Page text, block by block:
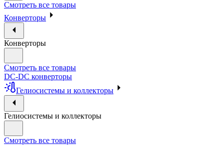
Смотреть все товары
Конверторы
Конверторы
Смотреть все товары
DC-DC конверторы
Гелиосистемы и коллекторы
Гелиосистемы и коллекторы
Смотреть все товары